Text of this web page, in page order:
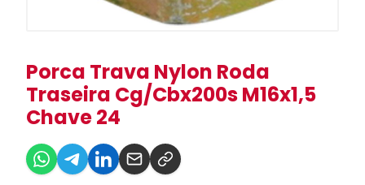
Porca Trava Nylon Roda
Traseira Cg/Cbx200s M16x1,5
Chave 24